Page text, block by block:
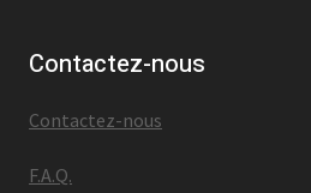
Contactez-nous
Contactez-nous
F.A.Q.